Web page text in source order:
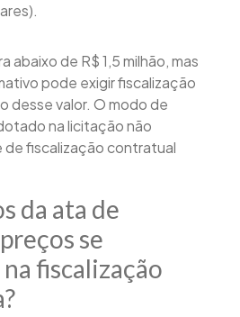
abaixo de R$ 1,5 milhão, mas
pode exigir fiscalização
desse valor. O modo de
na licitação não
de fiscalização contratual
da ata de
se
fiscalização